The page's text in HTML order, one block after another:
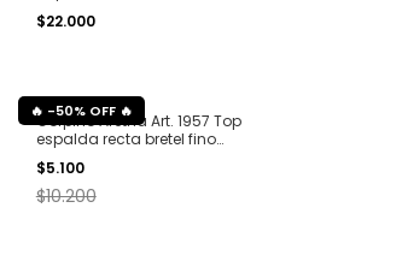
desmontables obliq breteles
regulables seamless T. S al
$22.000
Corpiño Aretha Art. 1957 Top
espalda recta bretel fino
morley y puntilla T. S al XL
$5.100
-50% OFF
$10.200